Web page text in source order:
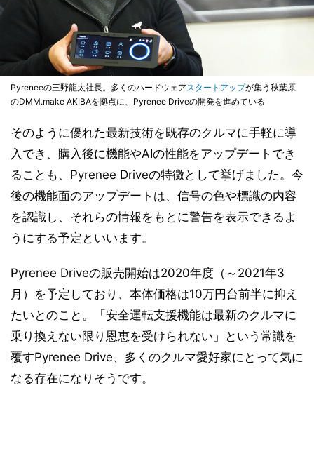
Pyreneeの三野龍太社長。多くのハードウェアスタートアップが集う秋葉原
のDMM.make AKIBAを拠点に、Pyrenee Driveの開発を進めている
そのように優れた最新技術を既存のクルマに手軽に導
入でき、購入後に機能やAIの性能をアップデートでき
ることも、Pyrenee Driveの特徴として挙げました。今
後の機能面のアップデートは、信号の色や標識の内容
を認識し、それらの情報をもとに警告を表示できるよ
うにする予定といいます。
Pyrenee Driveの販売開始は2020年度（～2021年3
月）を予定しており、本体価格は10万円台前半に抑え
たいとのこと。「安全運転支援機能は最新のクルマに
乗り換えない限り恩恵を受けられない」という常識を
覆すPyrenee Drive、多くのクルマ愛好家にとって気に
なる存在になりそうです。